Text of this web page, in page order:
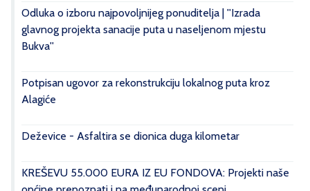
Odluka o izboru najpovoljnijeg ponuditelja | ''Izrada
glavnog projekta sanacije puta u naseljenom mjestu
Bukva''
Potpisan ugovor za rekonstrukciju lokalnog puta kroz
Alagiće
Deževice - Asfaltira se dionica duga kilometar
KREŠEVU 55.000 EURA IZ EU FONDOVA: Projekti naše